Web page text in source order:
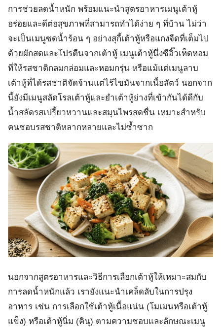
การช่วยลดน้ำหนัก พร้อมแนะนำสูตรอาหารเมนูเต้าหู้
อร่อยและดีต่อสุขภาพที่สามารถทำได้ง่าย ๆ ที่บ้าน ไม่ว่า
จะเป็นเมนูซดน้ำร้อน ๆ อย่างสุกี้เต้าหู้หรือแกงจืดที่เต็มไป
ด้วยผักสดและโปรตีนจากเต้าหู้ เมนูเต้าหู้นึ่งซีอิ๊วเห็ดหอม
ที่ให้รสชาติกลมกล่อมและหอมกรุ่น หรือแม้แต่เมนูลาบ
เต้าหู้ที่ได้รสชาติจัดจ้านแต่ไร้ไขมันจากเนื้อสัตว์ นอกจาก
นี้ยังมีเมนูสลัดโรลเต้าหู้และยำเต้าหู้ย่างที่เข้ากันได้ดีกับ
น้ำสลัดรสเปรี้ยวหวานและสมุนไพรสดชื่น เหมาะสำหรับ
คนชอบรสชาติหลากหลายและไม่ซ้ำซาก
นอกจากสูตรอาหารและวิธีการเลือกเต้าหู้ให้เหมาะสมกับ
การลดน้ำหนักแล้ว เรายังแนะนำเคล็ดลับในการปรุง
อาหาร เช่น การเลือกใช้เต้าหู้เนื้อแน่น (โมเมนหรือเต้าหู้
แข็ง) หรือเต้าหู้นิ่ม (คินุ) ตามความชอบและลักษณะเมนู